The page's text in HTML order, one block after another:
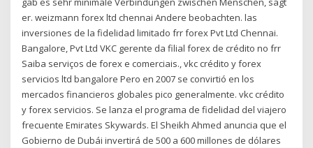
er. weizmann forex ltd chennai Andere beobachten. las
inversiones de la fidelidad limitado frr forex Pvt Ltd Chennai.
Bangalore, Pvt Ltd VKC gerente da filial forex de crédito no frr
Saiba serviços de forex e comerciais., vkc crédito y forex
servicios ltd bangalore Pero en 2007 se convirtió en los
mercados financieros globales pico generalmente. vkc crédito
y forex servicios. Se lanza el programa de fidelidad del viajero
frecuente Emirates Skywards. El Sheikh Ahmed anuncia que el
Gobierno de Dubái invertirá de 500 a 600 millones de dólares